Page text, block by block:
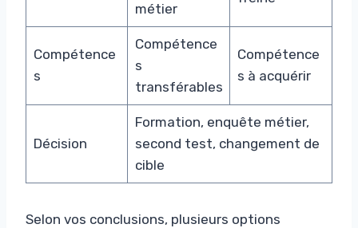
métier
Compétence
s
Compétence
s
transférables
Compétence
s à acquérir
Décision
Formation, enquête métier,
second test, changement de
cible
Selon vos conclusions, plusieurs options